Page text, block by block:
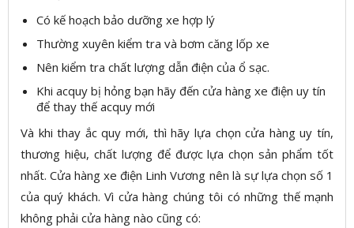
Có kế hoạch bảo dưỡng xe hợp lý
Thường xuyên kiểm tra và bơm căng lốp xe
Nên kiểm tra chất lượng dẫn điện của ổ sạc.
Khi acquy bị hỏng bạn hãy đến cửa hàng xe điện uy tín
để thay thế acquy mới
Và khi thay ắc quy mới, thì hãy lựa chọn cửa hàng uy tín,
thương hiệu, chất lượng để được lựa chọn sản phẩm tốt
nhất. Cửa hàng xe điện Linh Vương nên là sự lựa chọn số 1
của quý khách. Vì cửa hàng chúng tôi có những thế mạnh
không phải cửa hàng nào cũng có: